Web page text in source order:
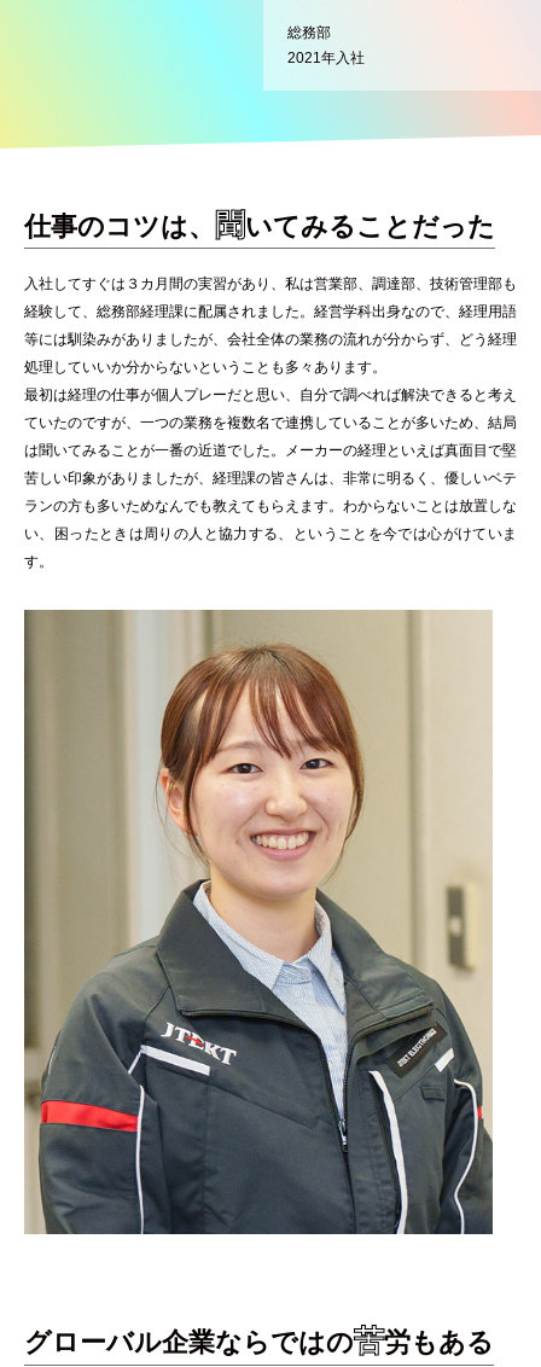
総務部
2021年入社
仕事のコツは、 聞いてみることだった
入社してすぐは３カ月間の実習があり、私は営業部、調達部、技術管理部も
経験して、総務部経理課に配属されました。経営学科出身なので、経理用語
等には馴染みがありましたが、会社全体の業務の流れが分からず、どう経理
処理していいか分からないということも多々あります。
最初は経理の仕事が個人プレーだと思い、自分で調べれば解決できると考え
ていたのですが、一つの業務を複数名で連携していることが多いため、結局
は聞いてみることが一番の近道でした。メーカーの経理といえば真面目で堅
苦しい印象がありましたが、経理課の皆さんは、非常に明るく、優しいベテ
ランの方も多いためなんでも教えてもらえます。わからないことは放置しな
い、困ったときは周りの人と協力する、ということを今では心がけていま
す。
グローバル企業ならではの苦労もある